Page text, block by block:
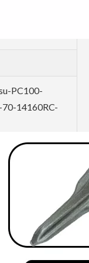
PC100-
14160RC-